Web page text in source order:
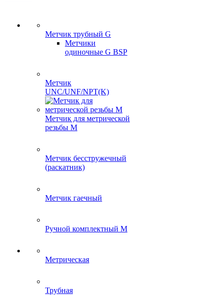
Метчик трубный G
Метчики
одиночные G BSP
Метчик
UNC/UNF/NPT(K)
Метчик для метрической
резьбы M
Метчик бесстружечный
(раскатник)
Метчик гаечный
Ручной комплектный M
Метрическая
Трубная